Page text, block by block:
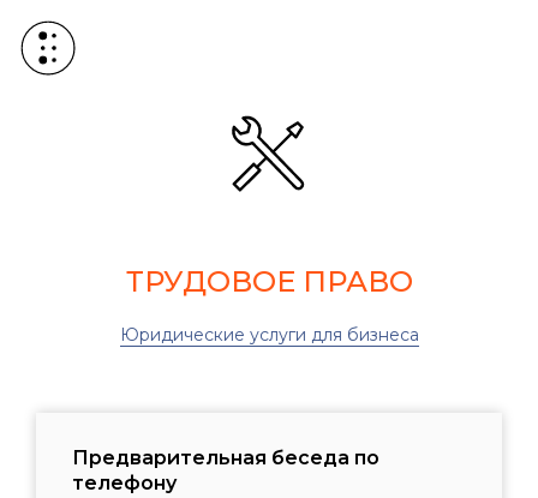
ТРУДОВОЕ ПРАВО
Юридические услуги для бизнеса
Предварительная беседа по
телефону